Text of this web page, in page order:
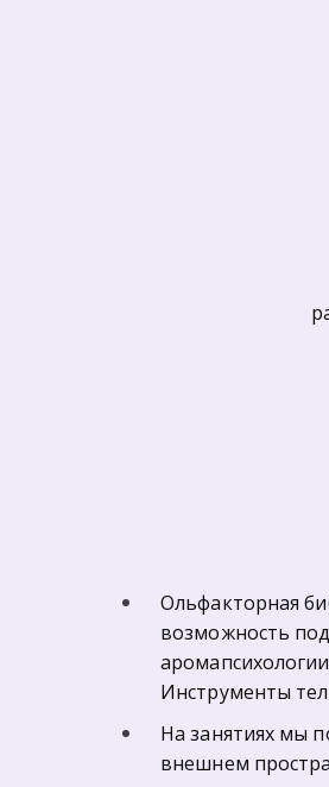
Ольфакторная
возможность
Инструменты
На занятиях мы
внешнем